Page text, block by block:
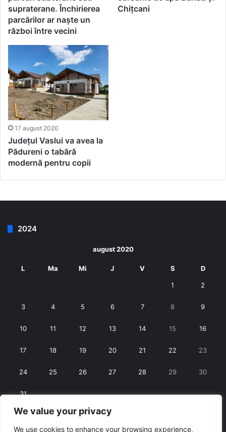
We value your privacy
We use cookies to enhance your browsing experience,
supraterane. Închirierea
parcărilor ar naște un
război între vecini
Chițcani
17 august 2020
Județul Vaslui va avea la
Pădureni o tabără
modernă pentru copii
2024
august 2020
L Ma Mi J V S D
1 2
3 4 5 6 7 8 9
10 11 12 13 14 15 16
17 18 19 20 21 22 23
24 25 26 27 28 29 30
31
« iul. sept. »